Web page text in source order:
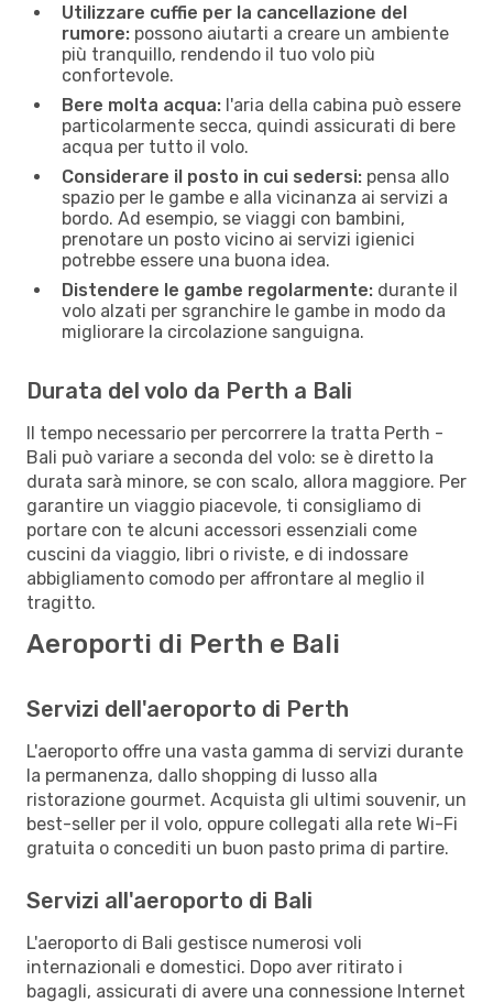
Utilizzare cuffie per la cancellazione del
rumore: possono aiutarti a creare un ambiente
più tranquillo, rendendo il tuo volo più
confortevole.
Bere molta acqua: l'aria della cabina può essere
particolarmente secca, quindi assicurati di bere
acqua per tutto il volo.
Considerare il posto in cui sedersi: pensa allo
spazio per le gambe e alla vicinanza ai servizi a
bordo. Ad esempio, se viaggi con bambini,
prenotare un posto vicino ai servizi igienici
potrebbe essere una buona idea.
Distendere le gambe regolarmente: durante il
volo alzati per sgranchire le gambe in modo da
migliorare la circolazione sanguigna.
Durata del volo da Perth a Bali
Il tempo necessario per percorrere la tratta Perth -
Bali può variare a seconda del volo: se è diretto la
durata sarà minore, se con scalo, allora maggiore. Per
garantire un viaggio piacevole, ti consigliamo di
portare con te alcuni accessori essenziali come
cuscini da viaggio, libri o riviste, e di indossare
abbigliamento comodo per affrontare al meglio il
tragitto.
Aeroporti di Perth e Bali
Servizi dell'aeroporto di Perth
L'aeroporto offre una vasta gamma di servizi durante
la permanenza, dallo shopping di lusso alla
ristorazione gourmet. Acquista gli ultimi souvenir, un
best-seller per il volo, oppure collegati alla rete Wi-Fi
gratuita o concediti un buon pasto prima di partire.
Servizi all'aeroporto di Bali
L'aeroporto di Bali gestisce numerosi voli
internazionali e domestici. Dopo aver ritirato i
bagagli, assicurati di avere una connessione Internet